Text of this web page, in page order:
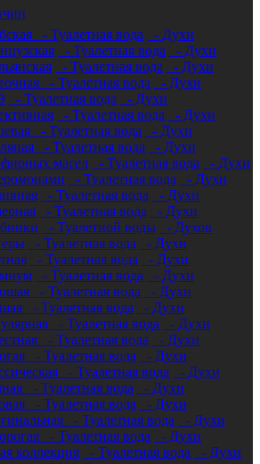
- Туалетная вода
- Духи
- Туалетная вода
- Духи
- Туалетная вода
- Духи
- Туалетная вода
- Духи
- Туалетная вода
- Духи
- Туалетная вода
- Духи
- Туалетная вода
- Духи
- Туалетная вода
- Духи
масел
- Туалетная вода
- Духи
- Туалетная вода
- Духи
- Туалетная вода
- Духи
- Туалетная вода
- Духи
- Туалетной воды
- Духов
- Туалетная вода
- Духи
- Туалетная вода
- Духи
- Туалетная вода
- Духи
- Туалетная вода
- Духи
- Туалетная вода
- Духи
- Туалетная вода
- Духи
- Туалетная вода
- Духи
- Туалетная вода
- Духи
- Туалетная вода
- Духи
- Туалетная вода
- Духи
- Туалетная вода
- Духи
- Туалетная вода
- Духи
- Туалетная вода
- Духи
коллекция
- Туалетная вода
- Духи